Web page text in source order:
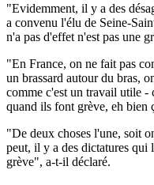
"Evidemment, il y a des
a convenu l'élu de Seine-
n'a pas d'effet n'est pas une
"En France, on ne fait pas
un brassard autour du bras,
comme c'est un travail utile -
quand ils font grève, eh bien
"De deux choses l'une, soit
peut, il y a des dictatures
grève", a-t-il déclaré.